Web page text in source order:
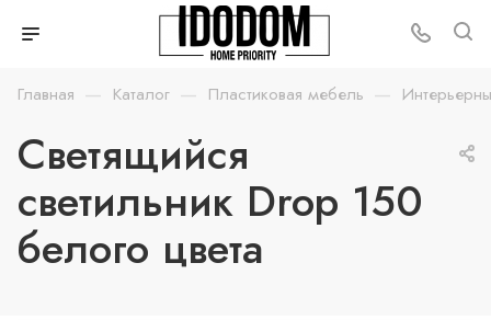
Главная — Каталог — Пластиковая мебель —
Светящийся
светильник Drop 150
белого цвета